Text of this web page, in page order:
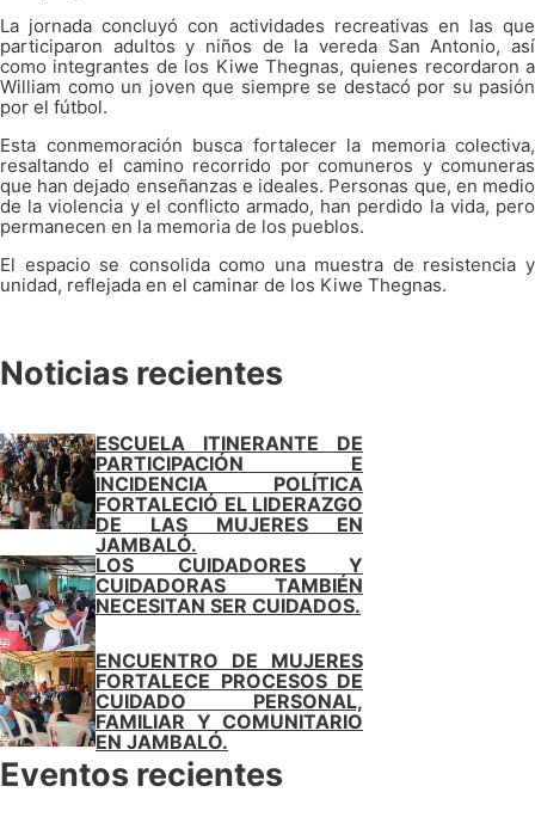
La jornada concluyó con actividades recreativas en las que
participaron adultos y niños de la vereda San Antonio, así
como integrantes de los Kiwe Thegnas, quienes recordaron a
William como un joven que siempre se destacó por su pasión
por el fútbol.
Esta conmemoración busca fortalecer la memoria colectiva,
resaltando el camino recorrido por comuneros y comuneras
que han dejado enseñanzas e ideales. Personas que, en medio
de la violencia y el conflicto armado, han perdido la vida, pero
permanecen en la memoria de los pueblos.
El espacio se consolida como una muestra de resistencia y
unidad, reflejada en el caminar de los Kiwe Thegnas.
Noticias recientes
ESCUELA ITINERANTE DE
PARTICIPACIÓN E
INCIDENCIA POLÍTICA
FORTALECIÓ EL LIDERAZGO
DE LAS MUJERES EN
JAMBALÓ.
LOS CUIDADORES Y
CUIDADORAS TAMBIÉN
NECESITAN SER CUIDADOS.
ENCUENTRO DE MUJERES
FORTALECE PROCESOS DE
CUIDADO PERSONAL,
FAMILIAR Y COMUNITARIO
EN JAMBALÓ.
Eventos recientes